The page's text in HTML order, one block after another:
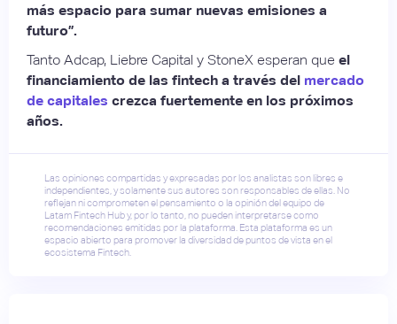
más espacio para sumar nuevas emisiones a
futuro”.
Tanto Adcap, Liebre Capital y StoneX esperan que el
financiamiento de las fintech a través del mercado
de capitales crezca fuertemente en los próximos
años.
Las opiniones compartidas y expresadas por los analistas son libres e
independientes, y solamente sus autores son responsables de ellas. No
reflejan ni comprometen el pensamiento o la opinión del equipo de
Latam Fintech Hub y, por lo tanto, no pueden interpretarse como
recomendaciones emitidas por la plataforma. Esta plataforma es un
espacio abierto para promover la diversidad de puntos de vista en el
ecosistema Fintech.